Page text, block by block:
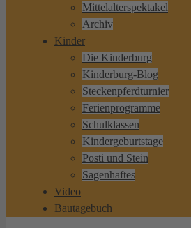
Mittelalterspektakel
Archiv
Kinder
Die Kinderburg
Kinderburg-Blog
Steckenpferdturnier
Ferienprogramme
Schulklassen
Kindergeburtstage
Posti und Stein
Sagenhaftes
Video
Bautagebuch